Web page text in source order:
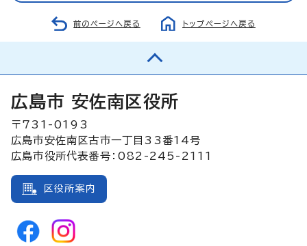
前のページへ戻る トップページへ戻る
広島市 安佐南区役所
〒731-0193
広島市安佐南区古市一丁目33番14号
広島市役所代表番号：082-245-2111
区役所案内